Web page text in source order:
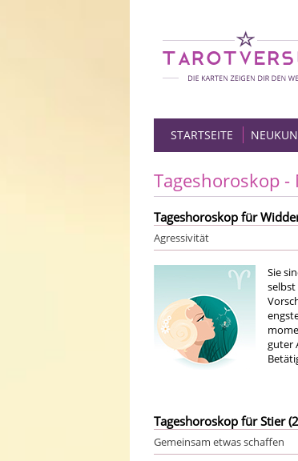
STARTSEITE
Tageshoroskop
Tageshoroskop für
Agressivität
Sie
selbst
guter
Tageshoroskop für Stier
Gemeinsam etwas schaffen